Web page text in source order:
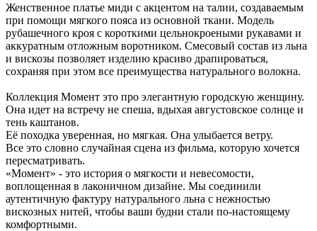
Женственное платье миди с акцентом на талии, создаваемым
при помощи мягкого пояса из основной ткани. Модель
рубашечного кроя с короткими цельнокроеными рукавами и
аккуратным отложным воротником. Смесовый состав из льна
и вискозы позволяет изделию красиво драпироваться,
сохраняя при этом все преимущества натурального волокна.
Коллекция Момент это про элегантную городскую женщину.
Она идет на встречу не спеша, вдыхая августовское солнце и
тень каштанов.
Её походка уверенная, но мягкая. Она улыбается ветру.
Все это словно случайная сцена из фильма, которую хочется
пересматривать.
«Момент» - это история о мягкости и невесомости,
воплощенная в лаконичном дизайне. Мы соединили
аутентичную фактуру натурального льна с нежностью
вискозных нитей, чтобы ваши будни стали по-настоящему
комфортными.